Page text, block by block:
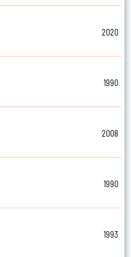
2020
1990
2008
1990
1993